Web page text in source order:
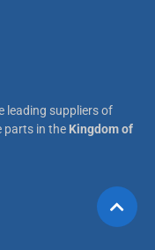
leading suppliers of
parts in the Kingdom of